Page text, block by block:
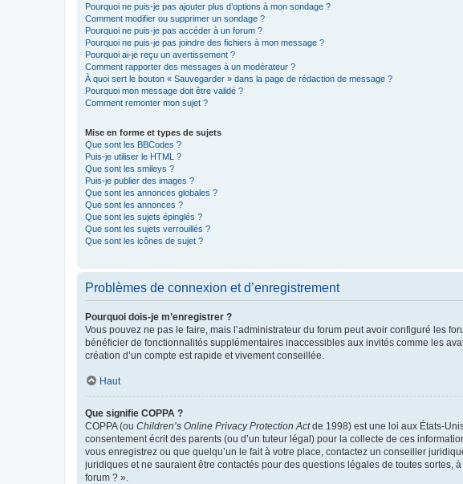
Pourquoi ne puis-je pas ajouter plus d’options à mon sondage ?
Comment modifier ou supprimer un sondage ?
Pourquoi ne puis-je pas accéder à un forum ?
Pourquoi ne puis-je pas joindre des fichiers à mon message ?
Pourquoi ai-je reçu un avertissement ?
Comment rapporter des messages à un modérateur ?
À quoi sert le bouton « Sauvegarder » dans la page de rédaction de message ?
Pourquoi mon message doit être validé ?
Comment remonter mon sujet ?
Mise en forme et types de sujets
Que sont les BBCodes ?
Puis-je utiliser le HTML ?
Que sont les smileys ?
Puis-je publier des images ?
Que sont les annonces globales ?
Que sont les annonces ?
Que sont les sujets épinglés ?
Que sont les sujets verrouillés ?
Que sont les icônes de sujet ?
Problèmes de connexion et d’enregistrement
Pourquoi dois-je m’enregistrer ?
Vous pouvez ne pas le faire, mais l’administrateur du forum peut avoir configuré les
bénéficier de fonctionnalités supplémentaires inaccessibles aux invités comme les
création d’un compte est rapide et vivement conseillée.
Haut
Que signifie COPPA ?
COPPA (ou Children’s Online Privacy Protection Actde 1998) est une loi aux États-
consentement écrit des parents (ou d’un tuteur légal) pour la collecte de ces
vous enregistrez ou que quelqu’un le fait à votre place, contactez un conseiller
juridiques et ne sauraient être contactés pour des questions légales de toutes
forum ? ».